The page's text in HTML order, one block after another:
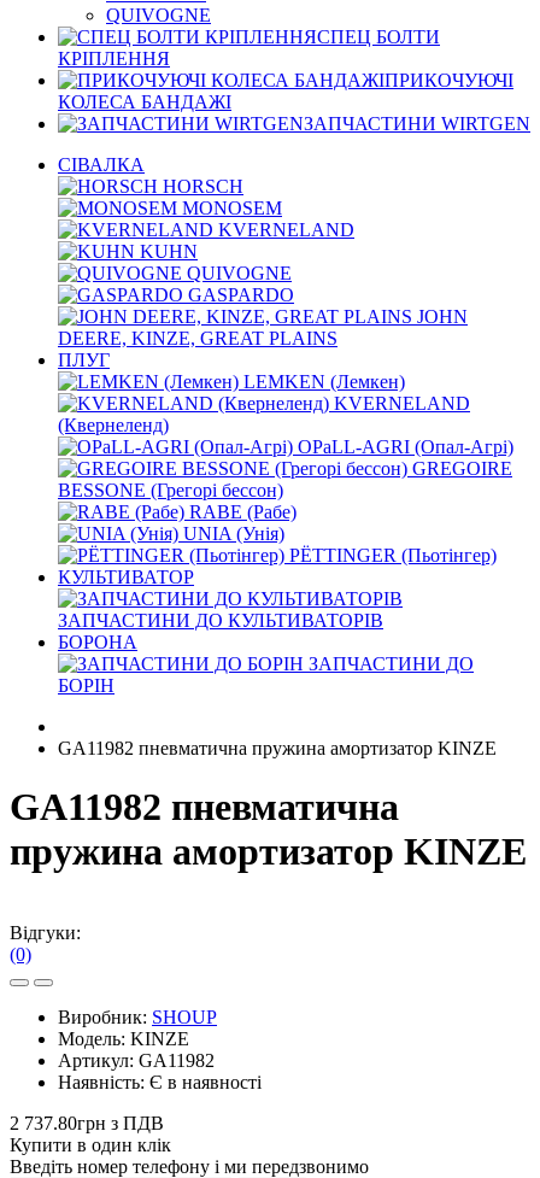
QUIVOGNE
СПЕЦ БОЛТИ
КРІПЛЕННЯ
ПРИКОЧУЮЧІ
КОЛЕСА БАНДАЖІ
ЗАПЧАСТИНИ WIRTGEN
СІВАЛКА
HORSCH
MONOSEM
KVERNELАND
KUHN
QUIVOGNE
GASPARDO
JOHN
DEERE, KINZE, GREAT PLAINS
ПЛУГ
LEMKEN (Лемкен)
KVERNELАND
(Квернеленд)
OPaLL-AGRI (Опал-Агрі)
GREGOIRE
BESSONE (Грегорі бессон)
RABE (Рабе)
UNIA (Унія)
PЁTTINGER (Пьотінгер)
КУЛЬТИВАТОР
ЗАПЧАСТИНИ ДО КУЛЬТИВАТОРІВ
БОРОНА
ЗАПЧАСТИНИ ДО
БОРІН
GA11982 пневматична пружина амортизатор KINZE
GA11982 пневматична
пружина амортизатор KINZE
Відгуки:
(0)
Виробник: SHOUP
Модель: KINZE
Артикул: GA11982
Наявність: Є в наявності
2 737.80грн з ПДВ
Купити в один клік
Введіть номер телефону і ми передзвонимо